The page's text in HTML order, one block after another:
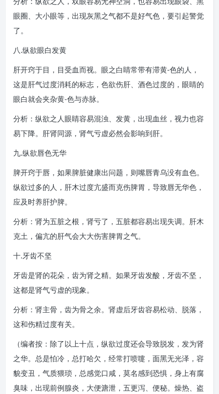
眼圈、大小眼等，出现灰黑之气都不是好气色，要引起警觉
了。
八.纵欲眼白发黄
肝开窍于目，目受血而视。眼之白睛常带有滞黄-色的人，
这是肝气过度消耗的标志，色欲伤肝、酒色过度的，眼睛的
眼白就会夹杂黄-色与赤脉。
分析：纵欲之人眼睛容易混浊、发黄，出现血丝，视力也容
易下降。肝肾同源，肾气亏虚必然会影响到肝。
九.纵欲唇色无华
脾开窍于唇，如果脾脏健康出问题，则嘴唇青乌没有血色。
纵欲过多的人，肝木过度亢盛而克伤脾胃，导致唇无华色，
应及时养肝护脾。
分析：肾为五脏之根，肾亏了，五脏都容易出现失调。肝木
克土，偏亢的肝气会大大伤害脾胃之气。
十.牙齿不坚
牙齿是肾的花朵，齿为肾之精。如果牙齿发酸，牙齿不坚，
这都是肾气亏虚的现象。
分析：肾主骨，齿为骨之余。肾虚后牙齿容易松动、脱落，
这和伤精过度有关。
（编者按：除了以上十点，纵欲过度还会导致脱发，发为肾
之华。总是怕冷，总打哈欠，经常打喷嚏，面黑无光泽，容
貌变丑，气质猥琐，总感觉口咸，莫名感到恐惧，身上有腐
臭味，出现前例腺炎，大便溏泄，五更泻、便秘。燥热、盗